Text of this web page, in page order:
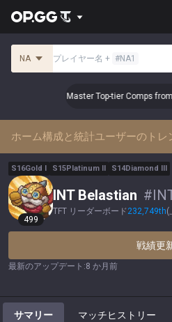
NA プレイヤー名 + #NA1
👑 Master Top-tier Comps from the
ホーム構成と統計ユーザーのトレ
S16Gold I S15Platinum II S14Diamond III
499
INT Belastian #
TFT リーダーボード232,749th(
戦績更
最新のアップデート :8 か月前
サマリー マッチヒストリー